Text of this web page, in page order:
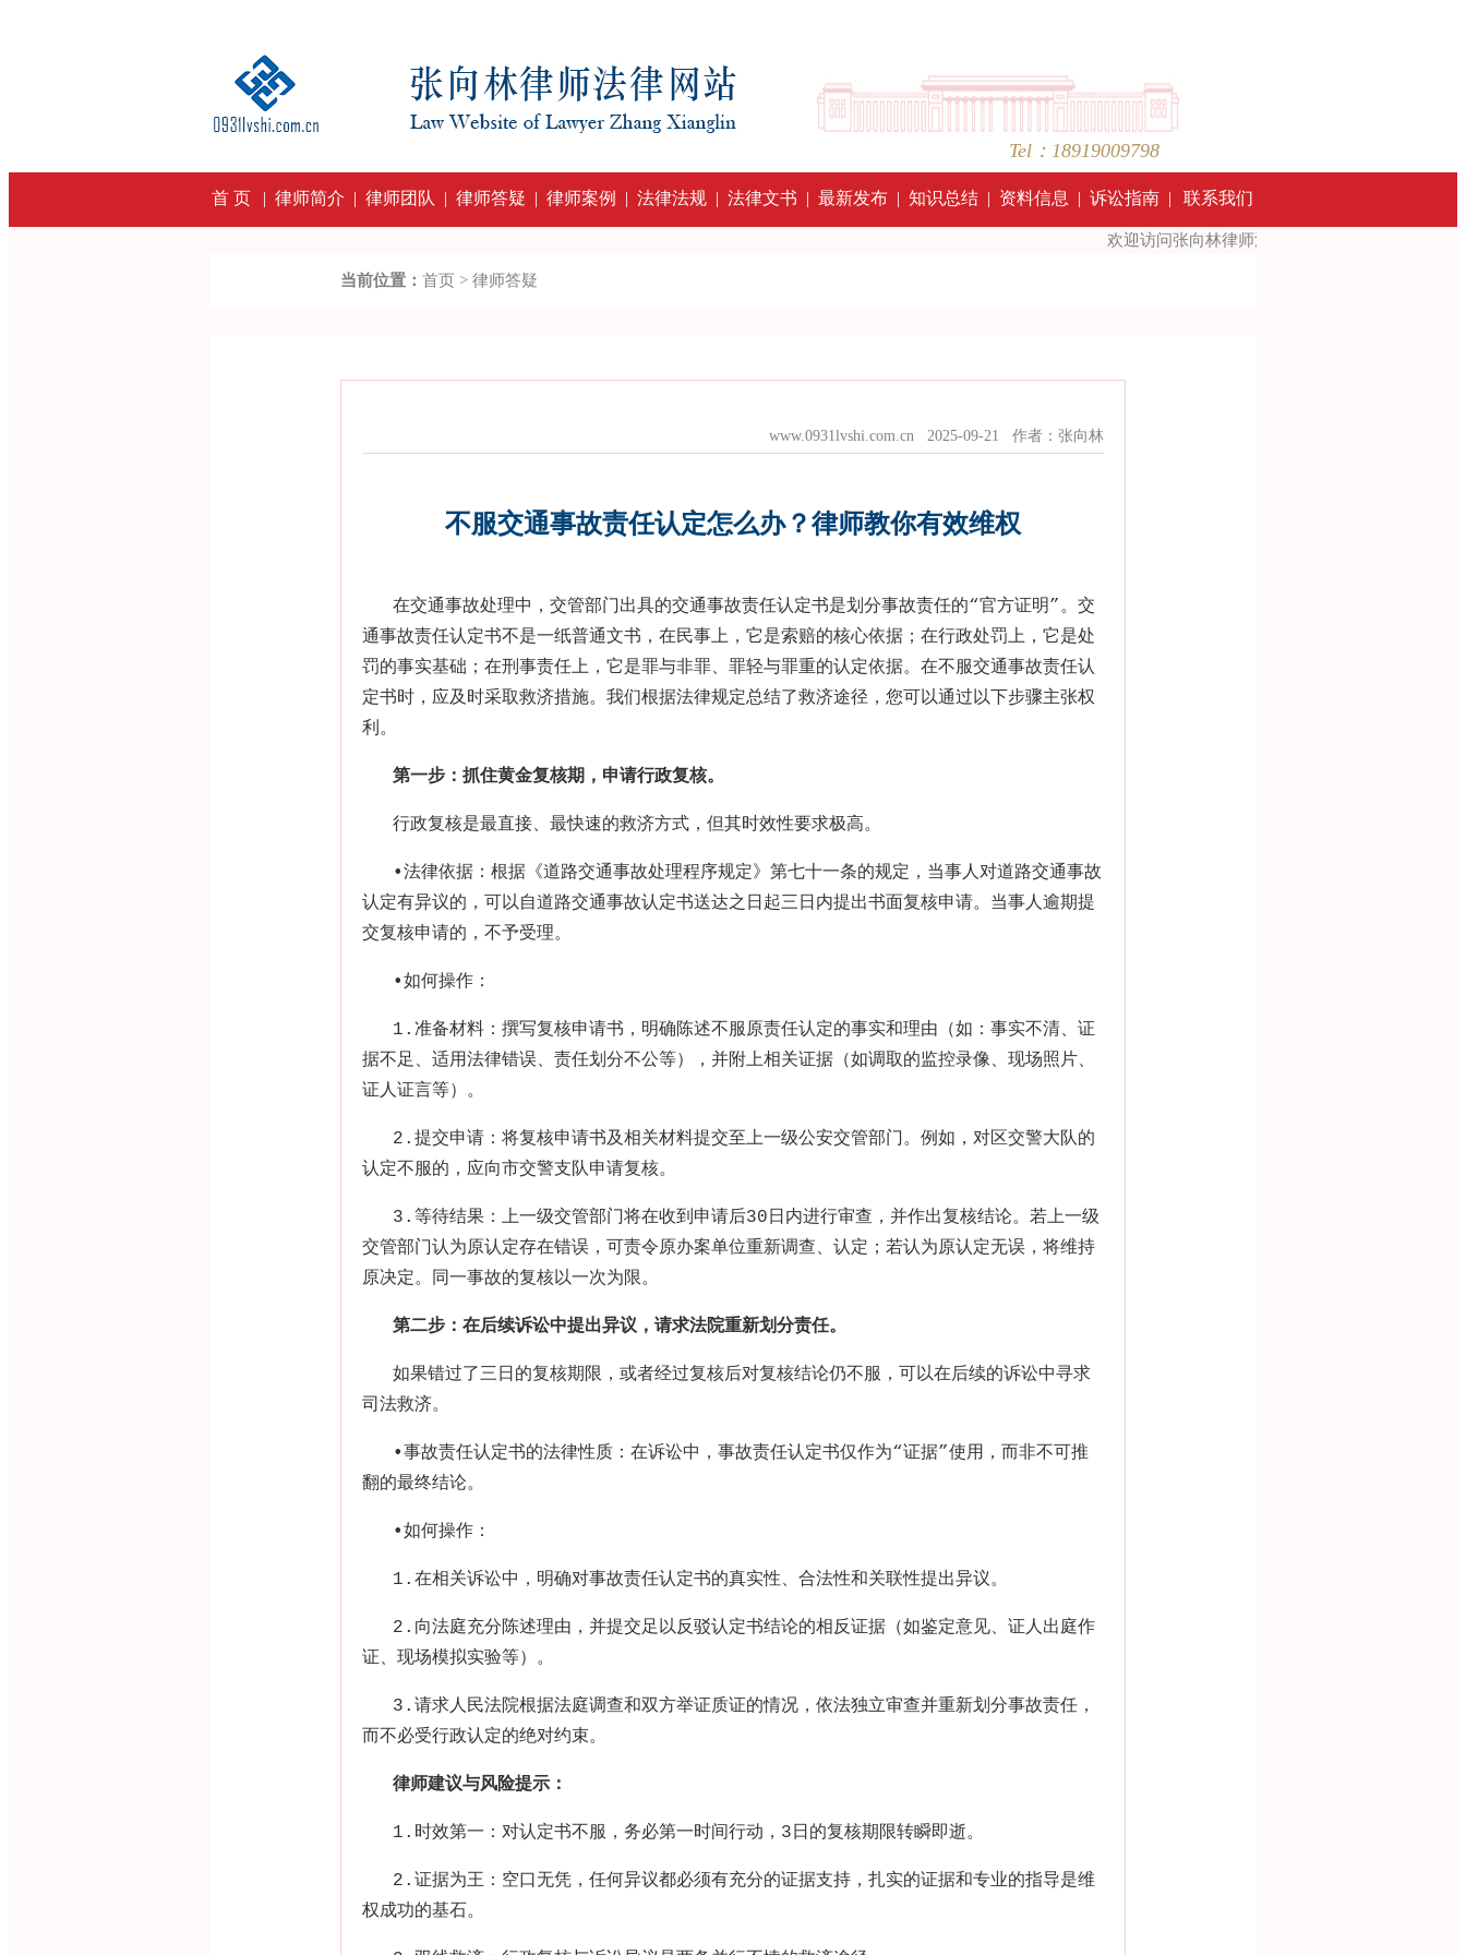
Tel：18919009798
首 页 | 律师简介 | 律师团队 | 律师答疑 | 律师案例 | 法律法规 | 法律文书 | 最新发布 | 知识总结 | 资料信息 | 诉讼指南 | 联系我们
欢迎访问张向林律师法律网站 ！Welcome to visit
当前位置： 首页 > 律师答疑
www.0931lvshi.com.cn 2025-09-21 作者：张向林
不服交通事故责任认定怎么办？律师教你有效维权
在交通事故处理中，交管部门出具的交通事故责任认定书是划分事故责任的“官方证明”。交
通事故责任认定书不是一纸普通文书，在民事上，它是索赔的核心依据；在行政处罚上，它是处
罚的事实基础；在刑事责任上，它是罪与非罪、罪轻与罪重的认定依据。在不服交通事故责任认
定书时，应及时采取救济措施。我们根据法律规定总结了救济途径，您可以通过以下步骤主张权
利。
第一步：抓住黄金复核期，申请行政复核。
行政复核是最直接、最快速的救济方式，但其时效性要求极高。
•法律依据：根据《道路交通事故处理程序规定》第七十一条的规定，当事人对道路交通事故
认定有异议的，可以自道路交通事故认定书送达之日起三日内提出书面复核申请。当事人逾期提
交复核申请的，不予受理。
•如何操作：
1. 准备材料：撰写复核申请书，明确陈述不服原责任认定的事实和理由（如：事实不清、证
据不足、适用法律错误、责任划分不公等），并附上相关证据（如调取的监控录像、现场照片、
证人证言等）。
2. 提交申请：将复核申请书及相关材料提交至上一级公安交管部门。例如，对区交警大队的
认定不服的，应向市交警支队申请复核。
3. 等待结果：上一级交管部门将在收到申请后30 日内进行审查，并作出复核结论。若上一级
交管部门认为原认定存在错误，可责令原办案单位重新调查、认定；若认为原认定无误，将维持
原决定。同一事故的复核以一次为限。
第二步：在后续诉讼中提出异议，请求法院重新划分责任。
如果错过了三日的复核期限，或者经过复核后对复核结论仍不服，可以在后续的诉讼中寻求
司法救济。
•事故责任认定书的法律性质：在诉讼中，事故责任认定书仅作为“证据”使用，而非不可推
翻的最终结论。
•如何操作：
1. 在相关诉讼中，明确对事故责任认定书的真实性、合法性和关联性提出异议。
2. 向法庭充分陈述理由，并提交足以反驳认定书结论的相反证据（如鉴定意见、证人出庭作
证、现场模拟实验等）。
3. 请求人民法院根据法庭调查和双方举证质证的情况，依法独立审查并重新划分事故责任，
而不必受行政认定的绝对约束。
律师建议与风险提示：
1. 时效第一：对认定书不服，务必第一时间行动， 3 日的复核期限转瞬即逝。
2. 证据为王：空口无凭，任何异议都必须有充分的证据支持，扎实的证据和专业的指导是维
权成功的基石。